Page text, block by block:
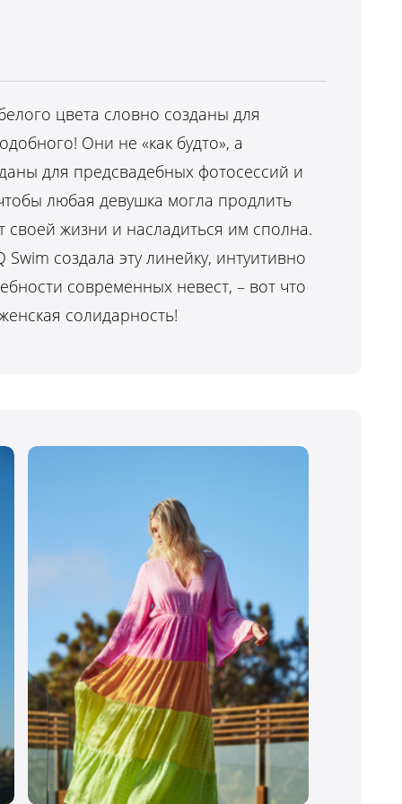
цвета словно созданы для
Они не «как будто», а
для предсвадебных фотосессий и
любая девушка могла продлить
своей жизни и насладиться им сполна.
создала эту линейку, интуитивно
современных невест, – вот что
солидарность!